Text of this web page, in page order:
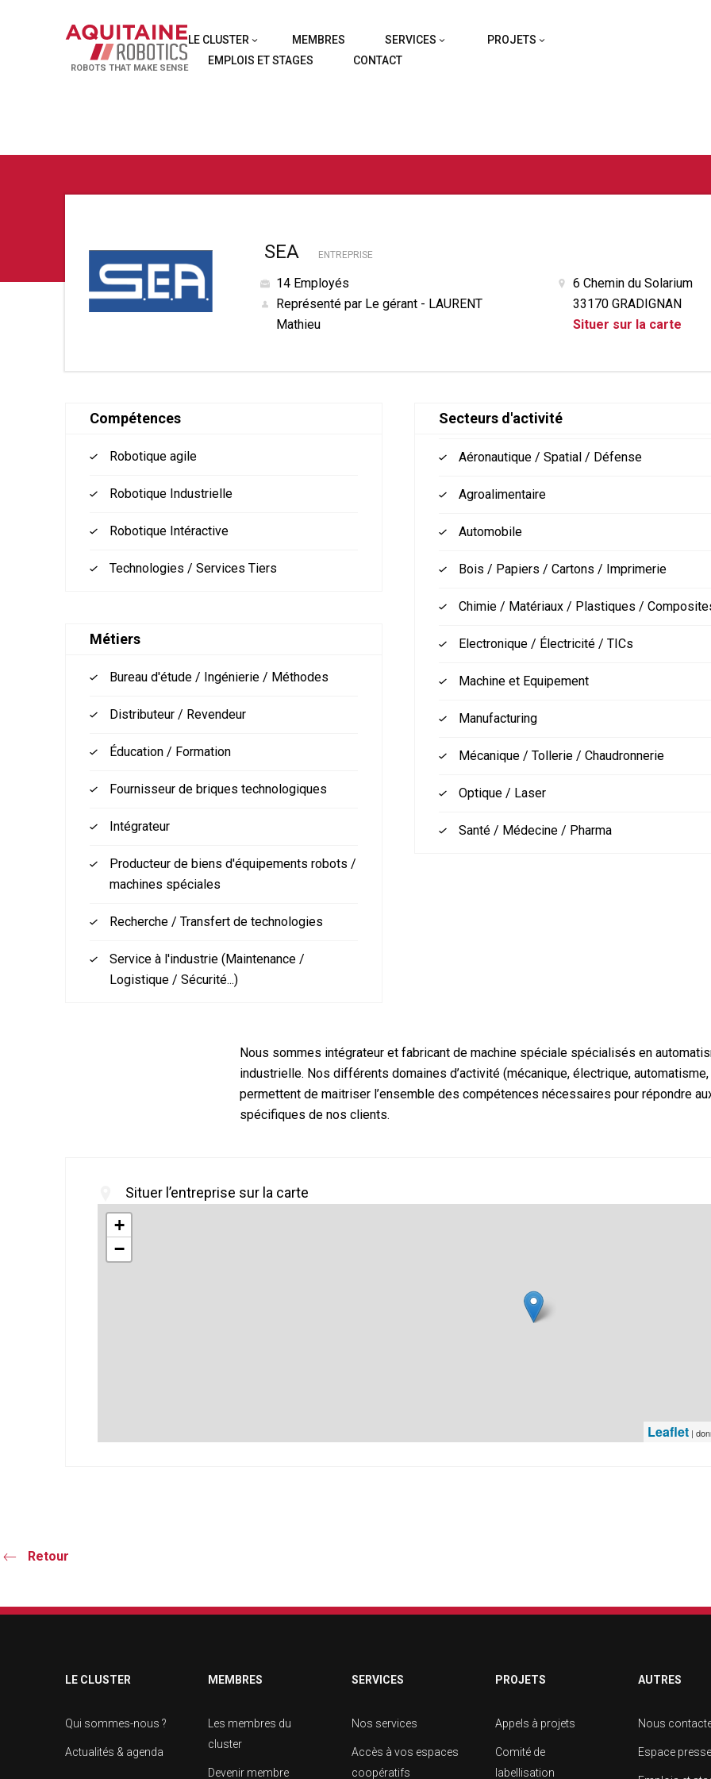
ROBOTS THAT MAKE SENSE
LE CLUSTER MEMBRES SERVICES
PROJETS
EMPLOIS ET STAGES
CONTACT
SEA ENTREPRISE
14 Employés
Représenté par Le gérant - LAURENT
Mathieu
6 Chemin du Solarium
33170 GRADIGNAN
Situer sur la carte
Compétences
Robotique agile
Robotique Industrielle
Robotique Intéractive
Technologies / Services Tiers
Métiers
Bureau d'étude / Ingénierie / Méthodes
Distributeur / Revendeur
Éducation / Formation
Fournisseur de briques technologiques
Intégrateur
Producteur de biens d'équipements robots /
machines spéciales
Recherche / Transfert de technologies
Service à l'industrie (Maintenance /
Logistique / Sécurité...)
Secteurs d'activité
Aéronautique / Spatial / Défense
Agroalimentaire
Automobile
Bois / Papiers / Cartons / Imprimerie
Chimie / Matériaux / Plastiques /
Electronique / Électricité / TICs
Machine et Equipement
Manufacturing
Mécanique / Tollerie / Chaudronnerie
Optique / Laser
Santé / Médecine / Pharma
Nous sommes intégrateur et fabricant de machine spéciale spécialisés en
industrielle. Nos différents domaines d’activité (mécanique, électrique,
permettent de maitriser l’ensemble des compétences nécessaires pour répondre
spécifiques de nos clients.
Situer l’entreprise sur la carte
+
−
Leaflet|
Retour
LE CLUSTER
Qui sommes-nous ?
Actualités & agenda
MEMBRES
Les membres du
cluster
Devenir membre
SERVICES
Nos services
Accès à vos espaces
coopératifs
PROJETS
Appels à projets
Comité de
labellisation
AUTRES
Nous
Espace